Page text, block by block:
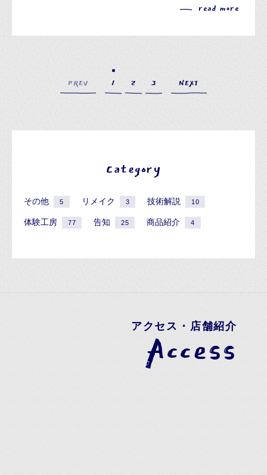
read more
PREV 1 2 3 NEXT
Category
その他 5 リメイク 3 技術解説 10
体験工房 77 告知 25 商品紹介 4
アクセス・店舗紹介
Access